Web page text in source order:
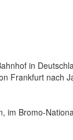
in
Frankfurt nach
im Bromo-